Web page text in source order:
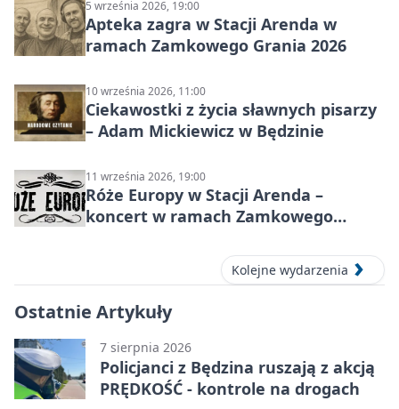
5 września 2026, 19:00
Apteka zagra w Stacji Arenda w
ramach Zamkowego Grania 2026
10 września 2026, 11:00
Ciekawostki z życia sławnych pisarzy
– Adam Mickiewicz w Będzinie
11 września 2026, 19:00
Róże Europy w Stacji Arenda –
koncert w ramach Zamkowego
Kolejne wydarzenia
Ostatnie Artykuły
7 sierpnia 2026
Policjanci z Będzina ruszają z akcją
PRĘDKOŚĆ - kontrole na drogach